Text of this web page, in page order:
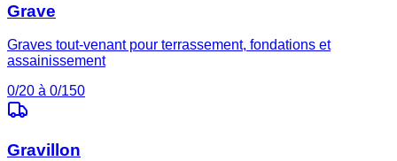
Grave
Graves tout-venant pour terrassement, fondations et
assainissement
0/20 à 0/150
Gravillon